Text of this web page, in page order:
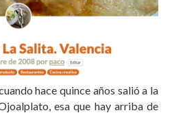
hace quince años salió a la
esa que hay arriba de